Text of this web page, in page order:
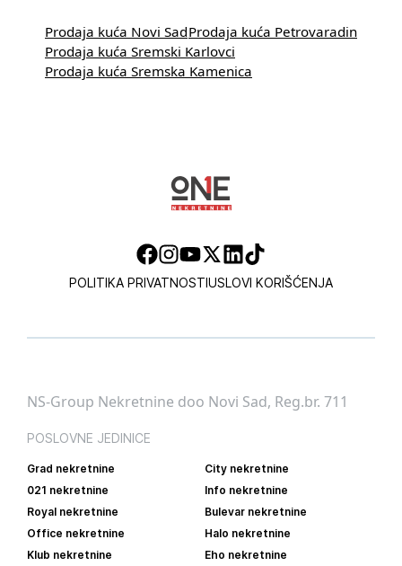
Prodaja kuća Novi SadProdaja kuća Petrovaradin
Prodaja kuća Sremski Karlovci
Prodaja kuća Sremska Kamenica
POLITIKA PRIVATNOSTIUSLOVI KORIŠĆENJA
NS-Group Nekretnine doo Novi Sad, Reg.br. 711
POSLOVNE JEDINICE
Grad nekretnine
City nekretnine
021 nekretnine
Info nekretnine
Royal nekretnine
Bulevar nekretnine
Office nekretnine
Halo nekretnine
Klub nekretnine
Eho nekretnine